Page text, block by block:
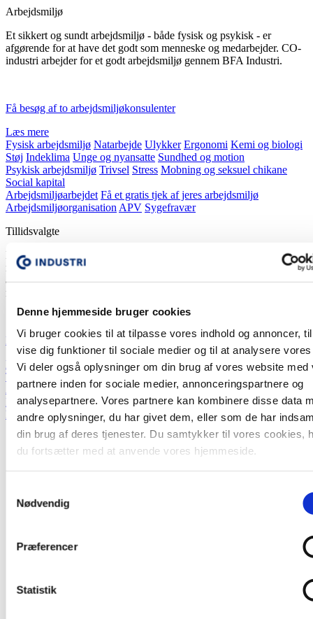
Denne hjemmeside bruger cookies
Vi bruger cookies til at tilpasse vores indhold og annoncer,
vise dig funktioner til sociale medier og til at analysere
Vi deler også oplysninger om din brug af vores website med
partnere inden for sociale medier, annonceringspartnere og
analysepartnere. Vores partnere kan kombinere disse data
andre oplysninger, du har givet dem, eller som de har
din brug af deres tjenester. Du samtykker til vores cookies,
du fortsætter med at anvende vores hjemmeside.
Nødvendig
Præferencer
Statistik
Arbejdsmiljø
Et sikkert og sundt arbejdsmiljø - både fysisk og psykisk - er
afgørende for at have det godt som menneske og medarbejder. CO-
industri arbejder for et godt arbejdsmiljø gennem BFA Industri.
Få besøg af to arbejdsmiljøkonsulenter
Læs mere
Fysisk arbejdsmiljø Natarbejde Ulykker Ergonomi Kemi og biologi
Støj Indeklima Unge og nyansatte Sundhed og motion
Psykisk arbejdsmiljø Trivsel Stress Mobning og seksuel chikane
Social kapital
Arbejdsmiljøarbejdet Få et gratis tjek af jeres arbejdsmiljø
Arbejdsmiljøorganisation APV Sygefravær
Tillidsvalgte
Bliv klogere på valg af tillidsvalgte, deres opgaver, uddannelse og
muligheder. Det gælder tillidsrepræsentanter,
arbejdsmiljørepræsentanter, medarbejdervalgte i bestyrelser og ESU-
repræsentanter.
Ny tillidsrepræsentant - bliv klar til samarbejdet
Læs mere
Tillidsrepræsentant
Arbejdsmiljørepræsentant
Medarbejdervalgt i bestyrelsen
ESU-repræsentant
Løn
Overenskomst
CO-Magasinet
Pjecer og overenskomster
Presse